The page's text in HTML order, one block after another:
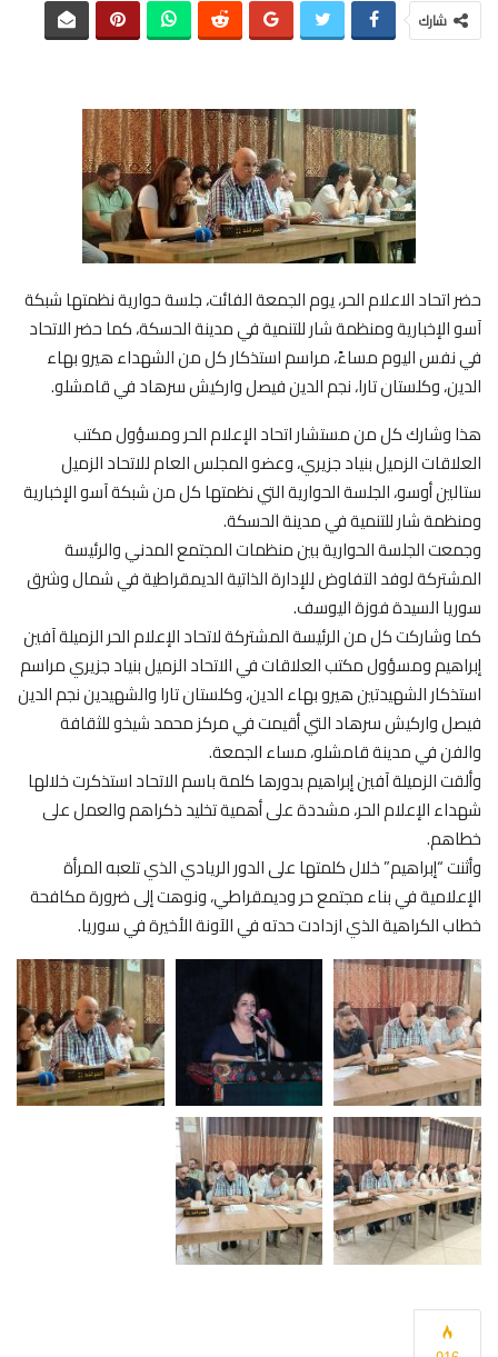
شارك
حضر اتحاد الاعلام الحر، يوم الجمعة الفائت، جلسة حوارية نظمتها شبكة
آسو الإخبارية ومنظمة شار للتنمية في مدينة الحسكة، كما حضر الاتحاد
في نفس اليوم مساءً، مراسم استذكار كل من الشهداء هيرو بهاء
الدين، وكلستان تارا، نجم الدين فيصل واركيش سرهاد في قامشلو.
هذا وشارك كل من مستشار اتحاد الإعلام الحر ومسؤول مكتب
العلاقات الزميل بنياد جزيري، وعضو المجلس العام للاتحاد الزميل
ستالين أوسو، الجلسة الحوارية التي نظمتها كل من شبكة آسو الإخبارية
ومنظمة شار للتنمية في مدينة الحسكة.
وجمعت الجلسة الحوارية بين منظمات المجتمع المدني والرئيسة
المشتركة لوفد التفاوض للإدارة الذاتية الديمقراطية في شمال وشرق
سوريا السيدة فوزة اليوسف.
كما وشاركت كل من الرئيسة المشتركة لاتحاد الإعلام الحر الزميلة آفين
إبراهيم ومسؤول مكتب العلاقات في الاتحاد الزميل بنياد جزيري مراسم
استذكار الشهيدتين هيرو بهاء الدين، وكلستان تارا والشهيدين نجم الدين
فيصل واركيش سرهاد التي أقيمت في مركز محمد شيخو للثقافة
والفن في مدينة قامشلو، مساء الجمعة.
وألقت الزميلة آفين إبراهيم بدورها كلمة باسم الاتحاد استذكرت خلالها
شهداء الإعلام الحر، مشددة على أهمية تخليد ذكراهم والعمل على
خطاهم.
وأثنت “إبراهيم” خلال كلمتها على الدور الريادي الذي تلعبه المرأة
الإعلامية في بناء مجتمع حر وديمقراطي، ونوهت إلى ضرورة مكافحة
خطاب الكراهية الذي ازدادت حدته في الآونة الأخيرة في سوريا.